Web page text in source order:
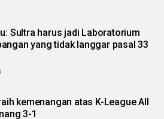
Sultra harus jadi Laboratorium
yang tidak langgar pasal 33
kemenangan atas K-League All
3-1